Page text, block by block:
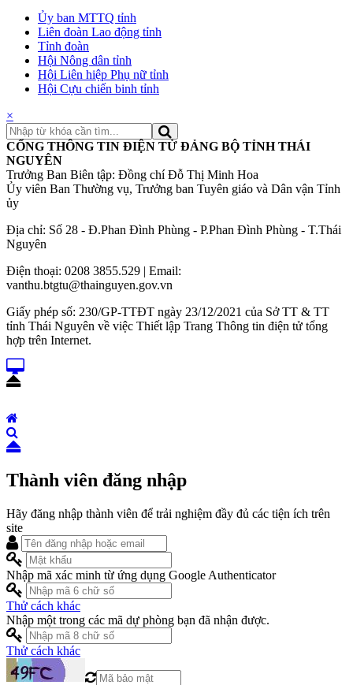
Ủy ban MTTQ tỉnh
Liên đoàn Lao động tỉnh
Tỉnh đoàn
Hội Nông dân tỉnh
Hội Liên hiệp Phụ nữ tỉnh
Hội Cựu chiến binh tỉnh
×
CỔNG THÔNG TIN ĐIỆN TỬ ĐẢNG BỘ TỈNH THÁI
NGUYÊN
Trưởng Ban Biên tập: Đồng chí Đỗ Thị Minh Hoa
Ủy viên Ban Thường vụ, Trưởng ban Tuyên giáo và Dân vận Tỉnh
ủy
Địa chỉ: Số 28 - Đ.Phan Đình Phùng - P.Phan Đình Phùng - T.Thái
Nguyên
Điện thoại: 0208 3855.529 | Email:
vanthu.btgtu@thainguyen.gov.vn
Giấy phép số: 230/GP-TTĐT ngày 23/12/2021 của Sở TT & TT
tỉnh Thái Nguyên về việc Thiết lập Trang Thông tin điện tử tổng
hợp trên Internet.
Thành viên đăng nhập
Hãy đăng nhập thành viên để trải nghiệm đầy đủ các tiện ích trên
site
Nhập mã xác minh từ ứng dụng Google Authenticator
Thử cách khác
Nhập một trong các mã dự phòng bạn đã nhận được.
Thử cách khác